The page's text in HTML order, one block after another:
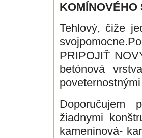
KOMÍNOVÉHO
Tehlový, čiže
PRIPOJIŤ
betónová
Doporučujem
žiadnymi
kameninová-